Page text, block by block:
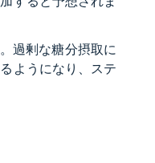
過剰な糖分摂取に
ようになり、ステ